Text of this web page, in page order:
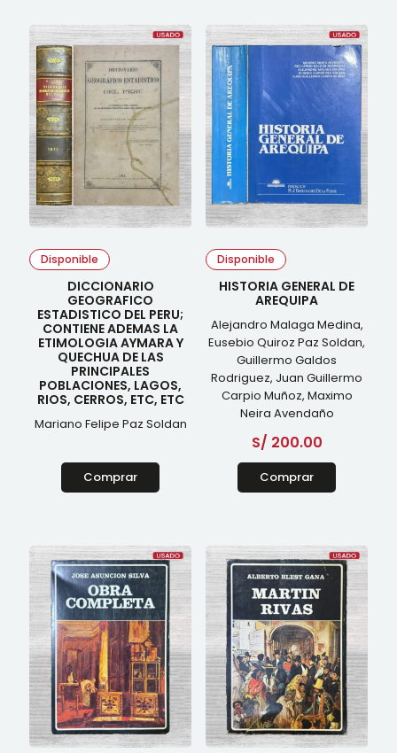
Disponible
DICCIONARIO
GEOGRAFICO
ESTADISTICO DEL PERU;
CONTIENE ADEMAS LA
ETIMOLOGIA AYMARA Y
QUECHUA DE LAS
PRINCIPALES
POBLACIONES, LAGOS,
RIOS, CERROS, ETC, ETC
Mariano Felipe Paz Soldan
Comprar
Disponible
HISTORIA GENERAL DE
AREQUIPA
Alejandro Malaga Medina,
Eusebio Quiroz Paz Soldan,
Guillermo Galdos
Rodriguez, Juan Guillermo
Carpio Muñoz, Maximo
Neira Avendaño
S/ 200.00
Comprar